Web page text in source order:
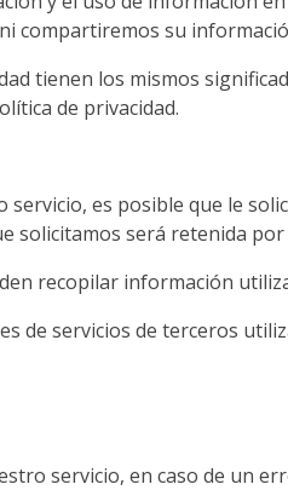
su
tienen los mismos
de privacidad.
es posible que le
solicitamos será retenida
recopilar información
de servicios de terceros
servicio, en caso de un